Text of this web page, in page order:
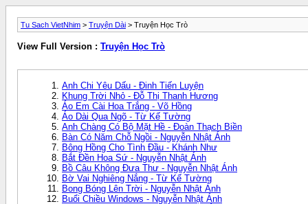
Tu Sach VietNhim > Truyện Dài > Truyện Học Trò
View Full Version : Truyện Học Trò
Anh Chi Yêu Dấu - Đinh Tiến Luyện
Khung Trời Nhỏ - Đỗ Thị Thanh Hương
Áo Em Cài Hoa Trắng - Võ Hồng
Áo Dài Qua Ngõ - Từ Kế Tường
Anh Chàng Có Bộ Mặt Hề - Đoàn Thạch Biền
Bàn Có Năm Chỗ Ngồi - Nguyễn Nhật Ánh
Bông Hồng Cho Tình Đầu - Khánh Như
Bắt Đền Hoa Sứ - Nguyễn Nhật Ánh
Bồ Câu Không Đưa Thư - Nguyễn Nhật Ánh
Bờ Vai Nghiêng Nắng - Từ Kế Tường
Bong Bóng Lên Trời - Nguyễn Nhật Ánh
Buổi Chiều Windows - Nguyễn Nhật Ánh